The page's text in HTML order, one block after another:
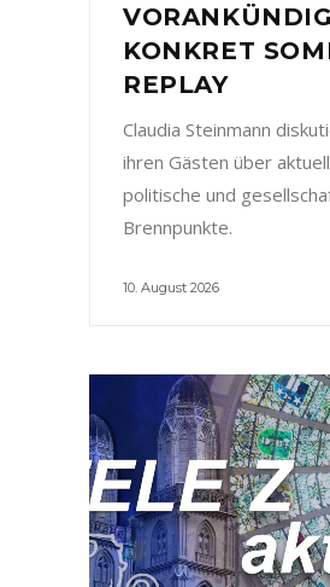
KONKRET
REPLAY
Claudia Steinmann
ihren Gästen über
politische und
Brennpunkte.
10. August 2026